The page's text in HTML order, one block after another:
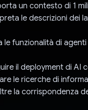
un contesto di 1
le descrizioni dei
le funzionalità di
il deployment di
le ricerche di
la corrispondenza